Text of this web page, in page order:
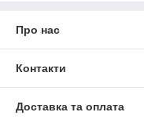
Про нас
Контакти
Доставка та оплата